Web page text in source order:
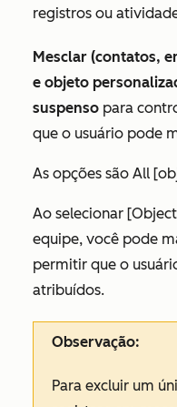
registros ou
Mesclar (contatos,
e objeto
suspenso para
que o usuário pode
As opções são All
Ao selecionar
equipe, você pode
permitir que o
atribuídos.
Observação:
Para excluir um